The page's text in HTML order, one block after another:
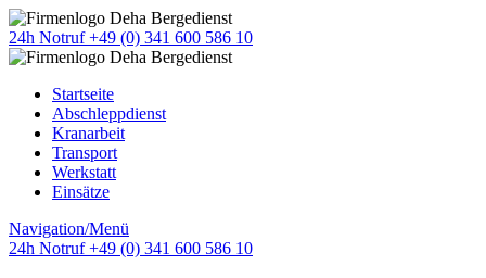
24h Notruf +49 (0) 341 600 586 10
Startseite
Abschleppdienst
Kranarbeit
Transport
Werkstatt
Einsätze
Navigation/Menü
24h Notruf +49 (0) 341 600 586 10